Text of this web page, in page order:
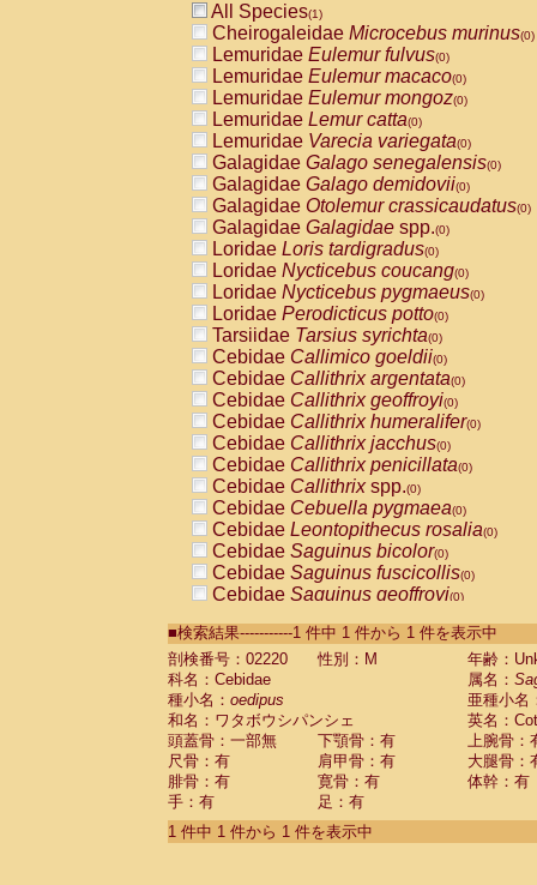
All Species(1)
Cheirogaleidae Microcebus murinus(0)
Lemuridae Eulemur fulvus(0)
Lemuridae Eulemur macaco(0)
Lemuridae Eulemur mongoz(0)
Lemuridae Lemur catta(0)
Lemuridae Varecia variegata(0)
Galagidae Galago senegalensis(0)
Galagidae Galago demidovii(0)
Galagidae Otolemur crassicaudatus(0)
Galagidae Galagidae spp.(0)
Loridae Loris tardigradus(0)
Loridae Nycticebus coucang(0)
Loridae Nycticebus pygmaeus(0)
Loridae Perodicticus potto(0)
Tarsiidae Tarsius syrichta(0)
Cebidae Callimico goeldii(0)
Cebidae Callithrix argentata(0)
Cebidae Callithrix geoffroyi(0)
Cebidae Callithrix humeralifer(0)
Cebidae Callithrix jacchus(0)
Cebidae Callithrix penicillata(0)
Cebidae Callithrixspp.(0)
Cebidae Cebuella pygmaea(0)
Cebidae Leontopithecus rosalia(0)
Cebidae Saguinus bicolor(0)
Cebidae Saguinus fuscicollis(0)
Cebidae Saguinus geoffroyi(0)
CebidaeSaguinus labiatus(0)
Cebidae Saguinus leucopus (0)
Cebidae
Cebidae
CebidaeSaguinus nigricollis (0)
Cebidae Saguinus oedipus
Cebidae Saguinus weddelli
Cebidae Saguinusspp.
Cebidae Aotus trivirgatus
Cebidae Cebus albifrons
■検索結果-----------1 件中 1 件から 1 件を表示中
剖検番号：02220
性別：M
年齢：
科名：Cebidae
属名：
種小名： oedipus
亜種小名
和名：ワタボウシパンシェ
英名：
頭蓋骨：一部無
下顎骨：有
上腕骨：
尺骨：有
肩甲骨：有
大腿骨：
腓骨：有
寛骨：有
体幹：有
手：有
足：有
1 件中 1 件から 1 件を表示中